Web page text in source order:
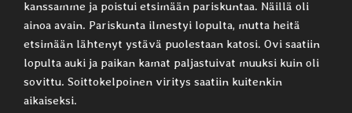
kanssamme ja poistui etsimään pariskuntaa. Näillä oli
ainoa avain. Pariskunta ilmestyi lopulta, mutta heitä
etsimään lähtenyt ystävä puolestaan katosi. Ovi saatiin
lopulta auki ja paikan kamat paljastuivat muuksi kuin oli
sovittu. Soittokelpoinen viritys saatiin kuitenkin
aikaiseksi.